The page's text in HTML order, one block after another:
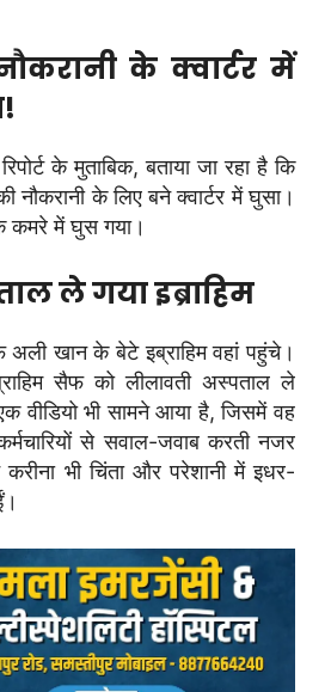
के क्वार्टर में
के मुताबिक, बताया जा रहा है कि
के लिए बने क्वार्टर में घुसा।
कमरे में घुस गया।
ले गया इब्राहिम
खान के बेटे इब्राहिम वहां पहुंचे।
सैफ को लीलावती अस्पताल ले
वीडियो भी सामने आया है, जिसमें वह
से सवाल-जवाब करती नजर
भी चिंता और परेशानी में इधर-